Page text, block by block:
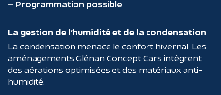
– Programmation possible
La gestion de l’humidité et de la condensation
La condensation menace le confort hivernal. Les
aménagements Glénan Concept Cars intègrent
des aérations optimisées et des matériaux anti-
humidité.